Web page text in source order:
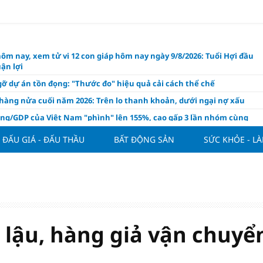
nay, xem tử vi 12 con giáp hôm nay ngày 9/8/2026: Tuổi Hợi đầu
lợi
dự án tồn đọng: "Thước đo" hiệu quả cải cách thể chế
nửa cuối năm 2026: Trên lo thanh khoản, dưới ngại nợ xấu
GDP của Việt Nam "phình" lên 155%, cao gấp 3 lần nhóm cùng
Đấu giá 58.965 m² đất và nhà xưởng tại xã Tân Hồng
phiếu IPO có được phân bổ dòng vốn mới từ nâng hạng thị trường?
của nước chanh gừng
tiền gửi Kho bạc Nhà nước: Không chỉ 4 ngân hàng được lợi
ĐẤU GIÁ - ĐẤU THẦU BẤT ĐỘNG SẢN SỨC KHỎE -
hàng giả vận